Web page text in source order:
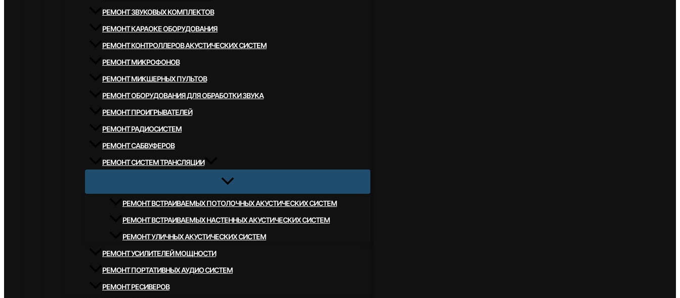
РЕМОНТ ЗВУКОВЫХ КОМПЛЕКТОВ
РЕМОНТ КАРАОКЕ ОБОРУДОВАНИЯ
РЕМОНТ КОНТРОЛЛЕРОВ АКУСТИЧЕСКИХ СИСТЕМ
РЕМОНТ МИКРОФОНОВ
РЕМОНТ МИКШЕРНЫХ ПУЛЬТОВ
РЕМОНТ ОБОРУДОВАНИЯ ДЛЯ ОБРАБОТКИ ЗВУКА
РЕМОНТ ПРОИГРЫВАТЕЛЕЙ
РЕМОНТ РАДИОСИСТЕМ
РЕМОНТ САБВУФЕРОВ
РЕМОНТ СИСТЕМ ТРАНСЛЯЦИИ
РЕМОНТ ВСТРАИВАЕМЫХ ПОТОЛОЧНЫХ АКУСТИЧЕСКИХ СИСТЕМ
РЕМОНТ ВСТРАИВАЕМЫХ НАСТЕННЫХ АКУСТИЧЕСКИХ СИСТЕМ
РЕМОНТ УЛИЧНЫХ АКУСТИЧЕСКИХ СИСТЕМ
РЕМОНТ УСИЛИТЕЛЕЙ МОЩНОСТИ
РЕМОНТ ПОРТАТИВНЫХ АУДИО СИСТЕМ
РЕМОНТ РЕСИВЕРОВ